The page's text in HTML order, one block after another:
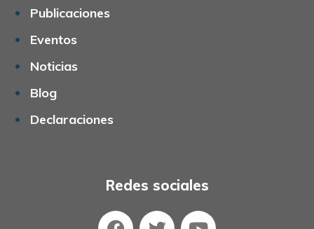
Publicaciones
Eventos
Noticias
Blog
Declaraciones
Redes sociales